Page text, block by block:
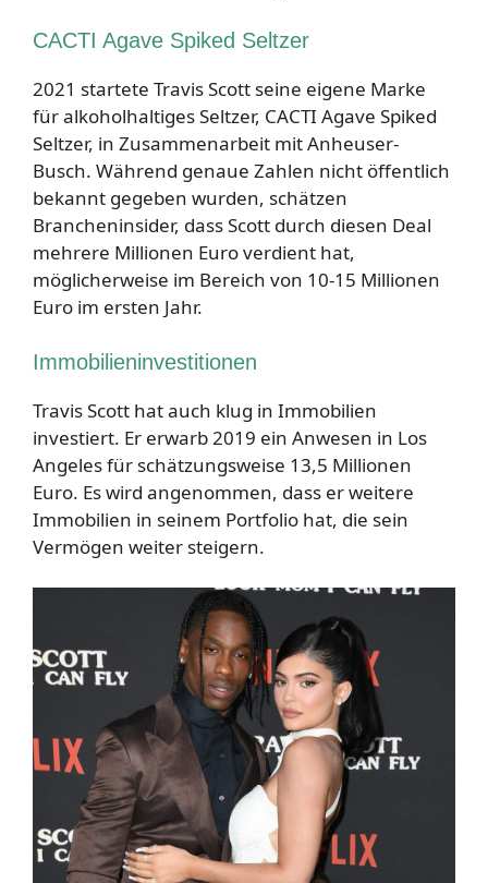
CACTI Agave Spiked Seltzer
2021 startete Travis Scott seine eigene Marke
für alkoholhaltiges Seltzer, CACTI Agave Spiked
Seltzer, in Zusammenarbeit mit Anheuser-
Busch. Während genaue Zahlen nicht öffentlich
bekannt gegeben wurden, schätzen
Brancheninsider, dass Scott durch diesen Deal
mehrere Millionen Euro verdient hat,
möglicherweise im Bereich von 10-15 Millionen
Euro im ersten Jahr.
Immobilieninvestitionen
Travis Scott hat auch klug in Immobilien
investiert. Er erwarb 2019 ein Anwesen in Los
Angeles für schätzungsweise 13,5 Millionen
Euro. Es wird angenommen, dass er weitere
Immobilien in seinem Portfolio hat, die sein
Vermögen weiter steigern.